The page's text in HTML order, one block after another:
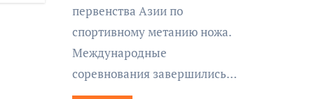
первенства Азии по
спортивному метанию ножа.
Международные
соревнования завершились…